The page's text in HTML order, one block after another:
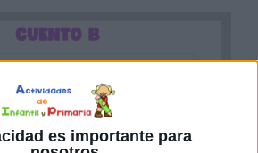
es importante para